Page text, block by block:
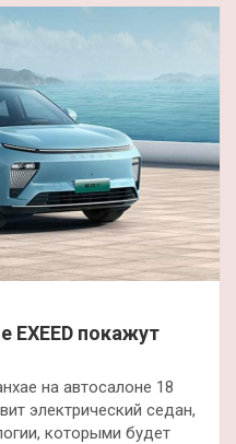
EXEED покажут
на автосалоне 18
электрический седан,
которыми будет